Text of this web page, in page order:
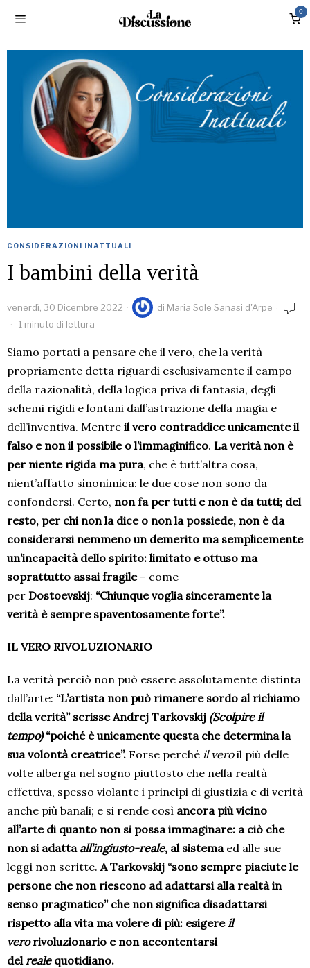
0
CONSIDERAZIONI INATTUALI
I bambini della verità
venerdì, 30 Dicembre 2022 di Maria Sole Sanasi d'Arpe
1 minuto di lettura
Siamo portati a pensare che il vero, che la verità
propriamente detta riguardi esclusivamente il campo
della razionalità, della logica priva di fantasia, degli
schemi rigidi e lontani dall’astrazione della magia e
dell’inventiva. Mentre il vero contraddice unicamente il
falso e non il possibile o l’immaginifico. La verità non è
per niente rigida ma pura, che è tutt’altra cosa,
nient’affatto sinonimica: le due cose non sono da
confondersi. Certo, non fa per tutti e non è da tutti; del
resto, per chi non la dice o non la possiede, non è da
considerarsi nemmeno un demerito ma semplicemente
un’incapacità dello spirito: limitato e ottuso ma
soprattutto assai fragile – come
per Dostoevskij: “Chiunque voglia sinceramente la
verità è sempre spaventosamente forte”.
IL VERO RIVOLUZIONARIO
La verità perciò non può essere assolutamente distinta
dall’arte: “L’artista non può rimanere sordo al richiamo
della verità” scrisse Andrej Tarkovskij (Scolpire il
tempo) “poiché è unicamente questa che determina la
sua volontà creatrice”. Forse perché il veroil più delle
volte alberga nel sogno piuttosto che nella realtà
effettiva, spesso violante i principi di giustizia e di verità
anche più banali; e si rende così ancora più vicino
all’arte di quanto non si possa immaginare: a ciò che
non si adatta all’ingiusto-reale, al sistemaed alle sue
leggi non scritte. A Tarkovskij “sono sempre piaciute le
persone che non riescono ad adattarsi alla realtà in
senso pragmatico” che non significa disadattarsi
rispetto alla vita ma volere di più: esigere il
verorivoluzionario e non accontentarsi
del realequotidiano.